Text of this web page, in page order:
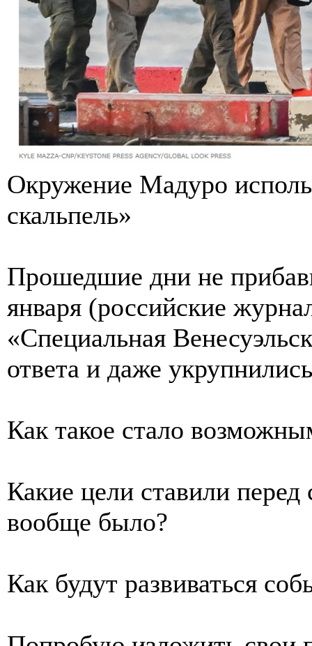
Окружение Мадуро
скальпель»
Прошедшие дни не
января (российские
«Специальная
ответа и даже
Как такое стало
Какие цели ставили
вообще было?
Как будут развиваться